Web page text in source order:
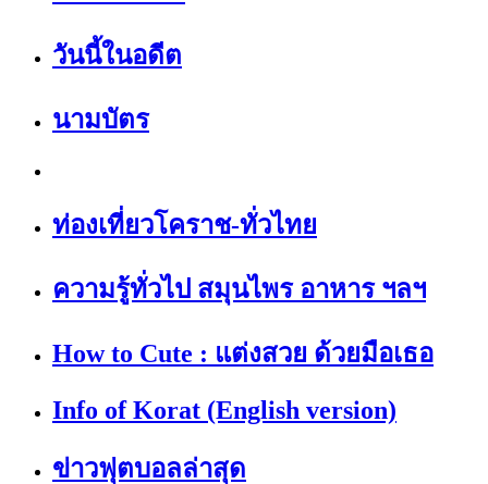
วันนี้ในอดีต
นามบัตร
ท่องเที่ยวโคราช-ทั่วไทย
ความรู้ทั่วไป สมุนไพร อาหาร ฯลฯ
How to Cute : แต่งสวย ด้วยมือเธอ
Info of Korat (English version)
ข่าวฟุตบอลล่าสุด